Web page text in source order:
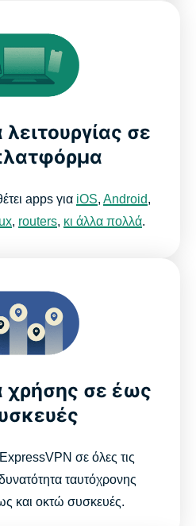
σε
apps για iOS, Android,
, routers, κι άλλα πολλά.
χρήσης σε έως
σε όλες τις
ταυτόχρονης
και οκτώ συσκευές.